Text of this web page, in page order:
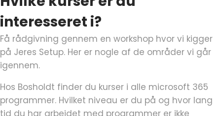
interesseret i?
Få rådgivning gennem en workshop hvor vi kigger
på Jeres Setup. Her er nogle af de områder vi går
igennem.
Hos Bosholdt finder du kurser i alle microsoft 365
programmer. Hvilket niveau er du på og hvor lang
tid du har arbejdet med programmer er ikke